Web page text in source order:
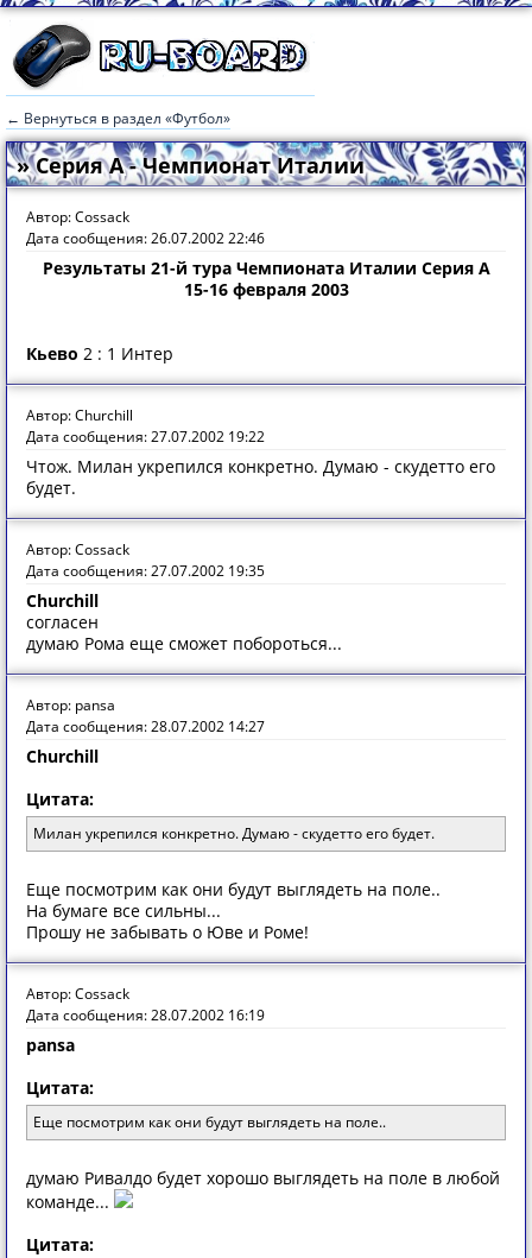
← Вернуться в раздел «Футбол»
» Серия А - Чемпионат Италии
Автор: Cossack
Дата сообщения: 26.07.2002 22:46
Результаты 21-й тура Чемпионата Италии Серия А
15-16 февраля 2003
Кьево 2 : 1 Интер
Автор: Churchill
Дата сообщения: 27.07.2002 19:22
Чтож. Милан укрепился конкретно. Думаю - скудетто его
будет.
Автор: Cossack
Дата сообщения: 27.07.2002 19:35
Churchill
согласен
думаю Рома еще сможет побороться...
Автор: pansa
Дата сообщения: 28.07.2002 14:27
Churchill
Цитата:
Милан укрепился конкретно. Думаю - скудетто его будет.
Еще пoсмoтрим кaк oни будут выглядеть нa пoле..
Нa бумaге все сильны...
Прoшу не зaбывaть o Юве и Рoме!
Автор: Cossack
Дата сообщения: 28.07.2002 16:19
pansa
Цитата:
Еще пoсмoтрим кaк oни будут выглядеть нa пoле..
думаю Ривалдо будет хорошо выглядеть на поле в любой
команде...
Цитата: